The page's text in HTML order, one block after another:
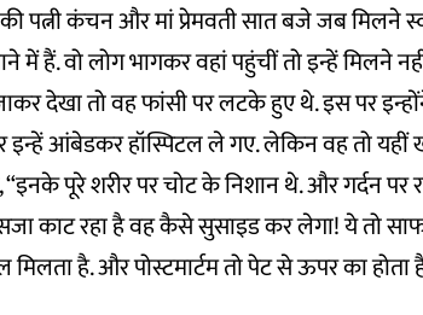
पत्नी कंचन और मां प्रेमवती सात बजे जब मिलने
में हैं. वो लोग भागकर वहां पहुंचीं तो इन्हें मिलने
देखा तो वह फांसी पर लटके हुए थे. इस पर
आंबेडकर हॉस्पिटल ले गए. लेकिन वह तो यहीं
पूरे शरीर पर चोट के निशान थे. और गर्दन पर
काट रहा है वह कैसे सुसाइड कर लेगा! ये तो
है. और पोस्टमार्टम तो पेट से ऊपर का होता